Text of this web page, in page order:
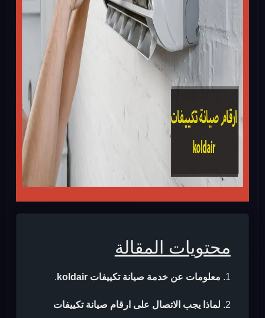
محتويات المقالة
معلومات عن خدمة صيانة تكييفات koldair .
لماذا يجب الاتصال على ارقام صيانة تكييفات